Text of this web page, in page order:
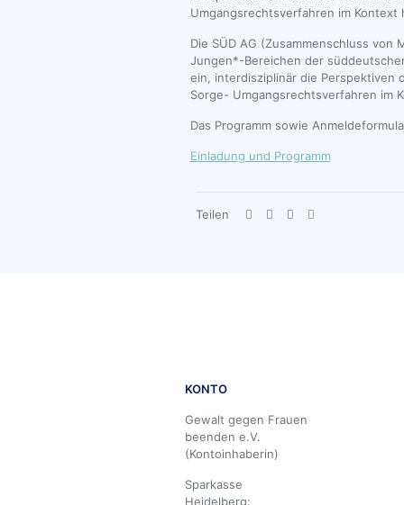
Umgangsrechtsverfahren im Kontext
Die SÜD AG (Zusammenschluss
Jungen*-Bereichen der
ein, interdisziplinär die Perspektiven
Sorge- Umgangsrechtsverfahren im
Das Programm sowie
Einladung und Programm
Teilen
KONTO
Gewalt gegen Frauen
beenden e.V.
(Kontoinhaberin)
Sparkasse
Heidelberg: